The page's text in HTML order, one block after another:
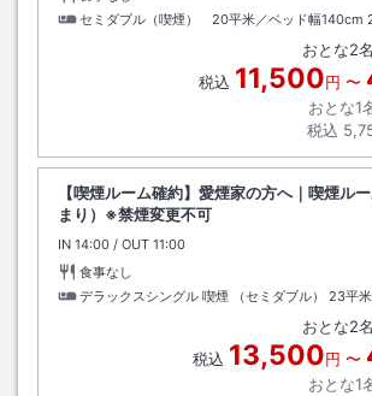
セミダブル（喫煙） 20平米／ベッド幅140cm
おとな2名
税込 11,500円 〜
おとな1
税込
【喫煙ルーム確約】愛煙家の方へ｜喫煙ル
まり）※禁煙変更不可
IN チェックイン
14:00 / OUT チェックアウト
11:00
食事なし
デラックスシングル 喫煙 （セミダブル）
23平米
おとな2名
税込 13,500円 〜
おとな1